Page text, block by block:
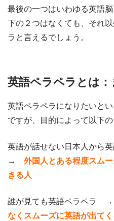
最後の一つはいわゆる英語
下の２つはなくても、それ
ラと言えるでしょう。
英語ペラペラとは：
英語ペラペラになりたいと
ですが、目的によって以下
英語が話せない日本人から
→ 外国人とある程度スム
きる人
誰が見ても英語ペラペラ
なくスムーズに英語が出てく